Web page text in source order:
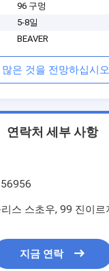
96 구멍
5-8일
BEAVER
많은 것을 전망하십시오
연락처 세부 사항
스 스초우, 99 진이르
지금 연락